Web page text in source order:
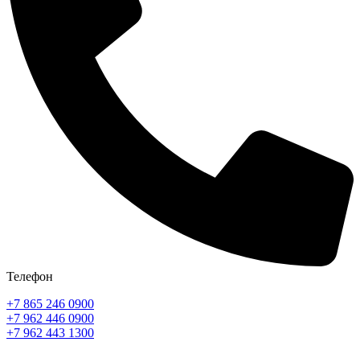
Телефон
+7 865 246 0900
+7 962 446 0900
+7 962 443 1300